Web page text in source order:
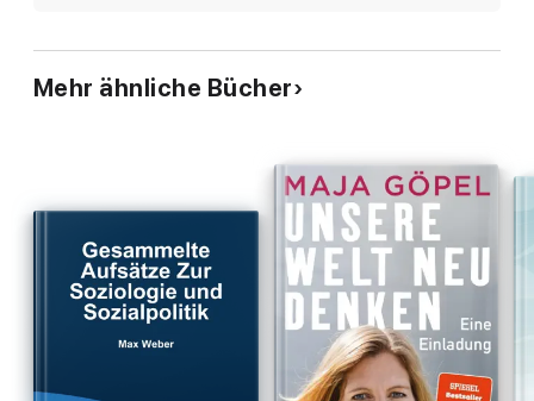
Verfasst von einem Sachbearbeiter im Jobcenter
Mehr ähnliche Bücher